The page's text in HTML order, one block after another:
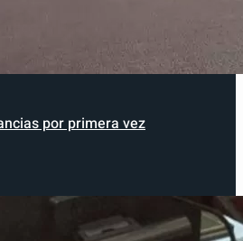
por primera vez